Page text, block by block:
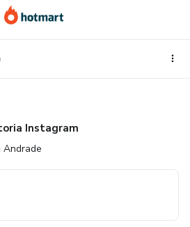
Instagram
Andrade